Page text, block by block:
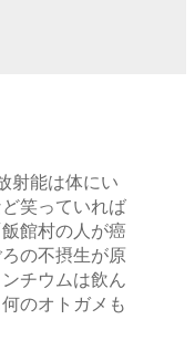
射能は体にい
笑っていれば
館村の人が癌
の不摂生が原
チウムは飲ん
のオトガメも